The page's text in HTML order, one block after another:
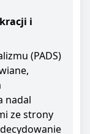
i
(PADS)
nadal
ze strony